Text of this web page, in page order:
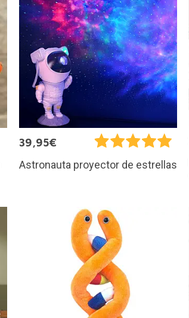
39,95€
Astronauta proyector de estrellas